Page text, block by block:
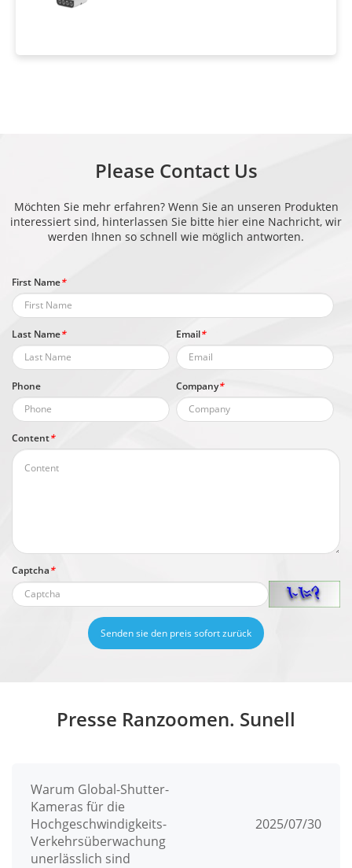
Please Contact Us
Möchten Sie mehr erfahren? Wenn Sie an unseren Produkten
interessiert sind, hinterlassen Sie bitte hier eine Nachricht, wir
werden Ihnen so schnell wie möglich antworten.
First Name*
Last Name* Email*
Phone Company*
Content*
Captcha*
Senden sie den preis sofort zurück
Presse Ranzoomen. Sunell
Warum Global-Shutter-
Kameras für die
Hochgeschwindigkeits-
Verkehrsüberwachung
unerlässlich sind
2025/07/30